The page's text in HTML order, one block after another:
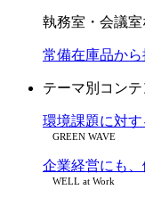
執務室・会議
常備在庫品から
テーマ別コンテ
環境課題に対
GREEN WAVE
企業経営にも
WELL at Work